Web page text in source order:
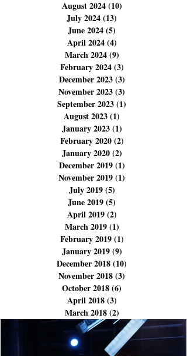
November 2024(18)
October 2024(6)
September 2024
August 2024 (10)
July 2024(13)13 posts
June 2024(5)5 posts
April 2024(4)4 posts
March 2024(9)9 posts
February 2024(3)3 posts
December 2023(3)
November 2023 (3)
September 2023 (1)
August 2023 (1)1 post
January 2023(1)1 post
February 2020 (2)2 posts
January 2020(2)
December 2019(1)
November 2019(1)
July 2019 (5)5 posts
June 2019(5)5 posts
April 2019(2)2 posts
March 2019(1)1 post
February 2019 (1)1 post
January 2019 (9)
December 2018(10)
November 2018(3)
October 2018
(6) 6 posts
April 2018
(3)3 posts
March 2018(2)2 posts